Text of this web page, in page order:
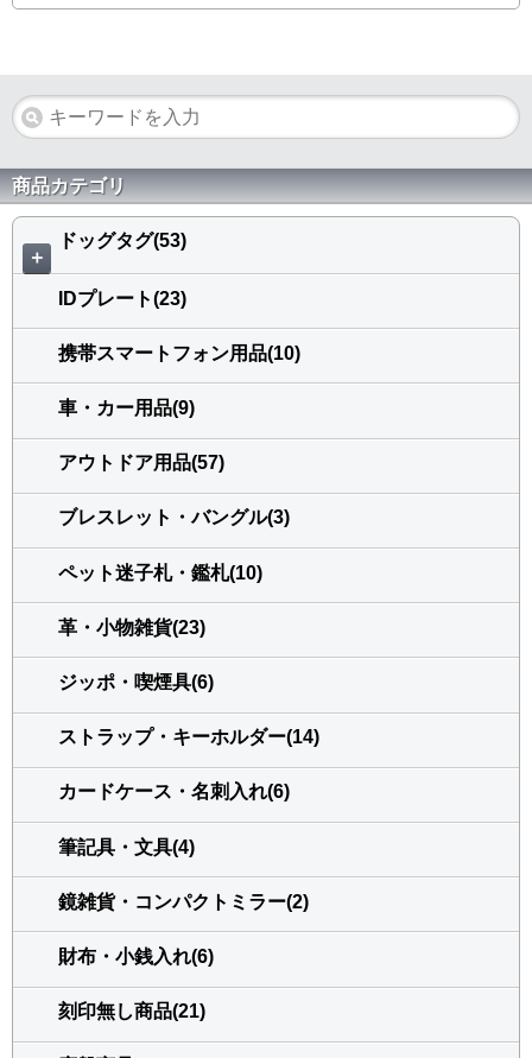
商品カテゴリ
＋
ドッグタグ(53)
IDプレート(23)
携帯スマートフォン用品(10)
車・カー用品(9)
アウトドア用品(57)
ブレスレット・バングル(3)
ペット迷子札・鑑札(10)
革・小物雑貨(23)
ジッポ・喫煙具(6)
ストラップ・キーホルダー(14)
カードケース・名刺入れ(6)
筆記具・文具(4)
鏡雑貨・コンパクトミラー(2)
財布・小銭入れ(6)
刻印無し商品(21)